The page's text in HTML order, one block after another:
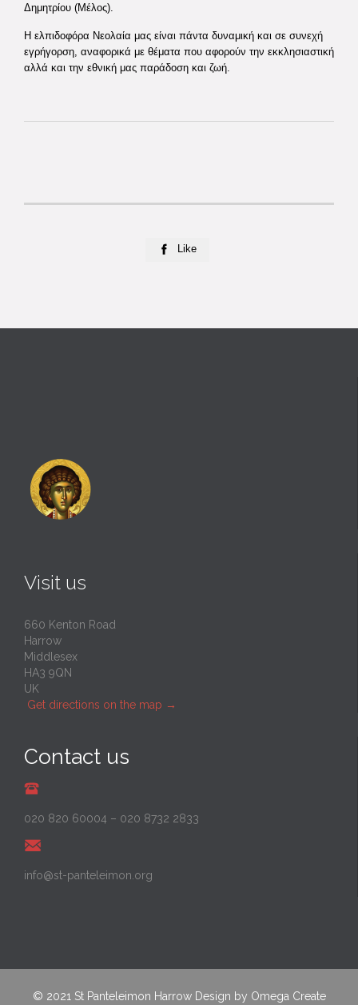
Δημητρίου (Μέλος).
Η ελπιδοφόρα Νεολαία μας είναι πάντα δυναμική και σε συνεχή
εγρήγορση, αναφορικά με θέματα που αφορούν την εκκλησιαστική
αλλά και την εθνική μας παράδοση και ζωή.
 Like
Visit us
660 Kenton Road
Harrow
Middlesex
HA3 9QN
UK
Get directions on the map →
Contact us
020 820 60004 – 020 8732 2833
info@st-panteleimon.org
© 2021 St Panteleimon HarrowDesign by Omega Create